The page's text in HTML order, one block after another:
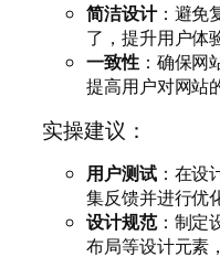
简洁设计：避免
了，提升用户体
一致性：确保网
提高用户对网站
实操建议：
用户测试：在设
集反馈并进行优
设计规范：制定
布局等设计元素